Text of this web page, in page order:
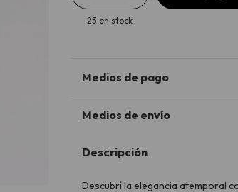
23 en stock
Medios de pago
Medios de envío
Descripción
Descubrí la elegancia atemporal